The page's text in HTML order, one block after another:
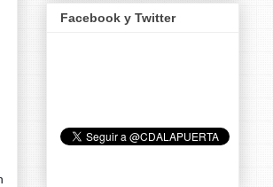
Facebook y Twitter